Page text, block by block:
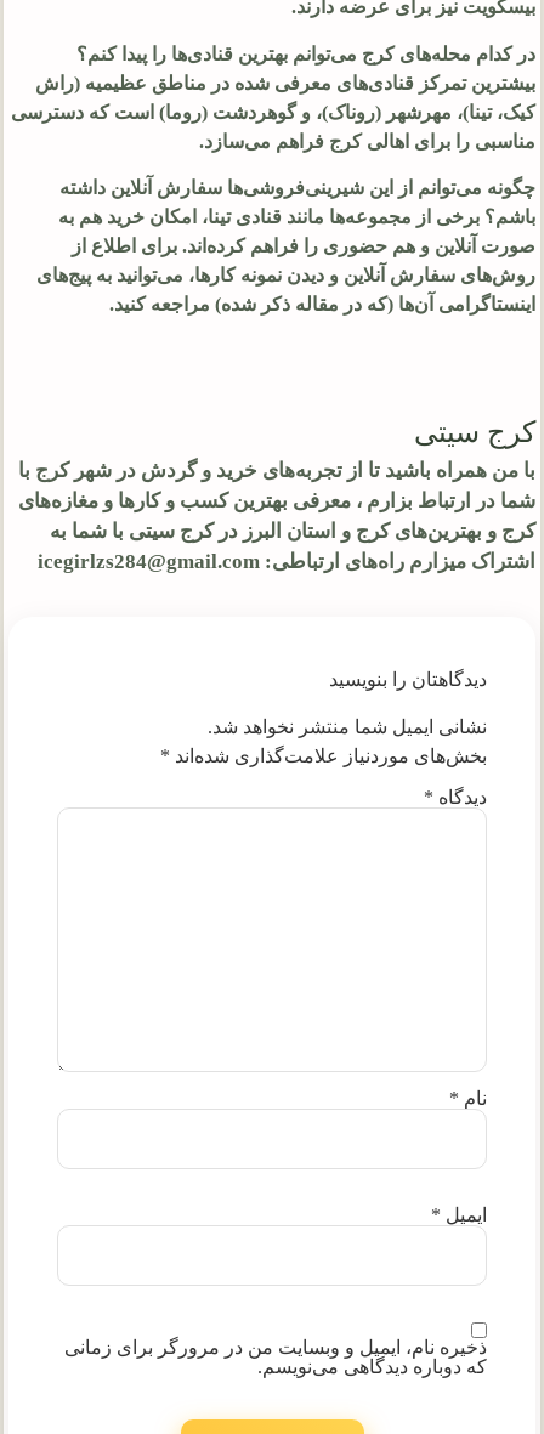
بیسکویت نیز برای عرضه دارند.
در کدام محله‌های کرج می‌توانم بهترین قنادی‌ها را پیدا کنم؟
بیشترین تمرکز قنادی‌های معرفی شده در مناطق عظیمیه (راش
کیک، تینا)، مهرشهر (روناک)، و گوهردشت (روما) است که دسترسی
مناسبی را برای اهالی کرج فراهم می‌سازد.
چگونه می‌توانم از این شیرینی‌فروشی‌ها سفارش آنلاین داشته
باشم؟ برخی از مجموعه‌ها مانند قنادی تینا، امکان خرید هم به
صورت آنلاین و هم حضوری را فراهم کرده‌اند. برای اطلاع از
روش‌های سفارش آنلاین و دیدن نمونه کارها، می‌توانید به پیج‌های
اینستاگرامی آن‌ها (که در مقاله ذکر شده) مراجعه کنید.
کرج سیتی
با من همراه باشید تا از تجربه‌های خرید و گردش در شهر کرج با
شما در ارتباط بزارم ، معرفی بهترین کسب و کارها و مغازه‌های
کرج و بهترین‌های کرج و استان البرز در کرج سیتی با شما به
اشتراک میزارم راه‌های ارتباطی: icegirlzs284@gmail.com
دیدگاهتان را بنویسید
نشانی ایمیل شما منتشر نخواهد شد.
بخش‌های موردنیاز علامت‌گذاری شده‌اند *
دیدگاه *
نام *
ایمیل *
ذخیره نام، ایمیل و وبسایت من در مرورگر برای زمانی
که دوباره دیدگاهی می‌نویسم.